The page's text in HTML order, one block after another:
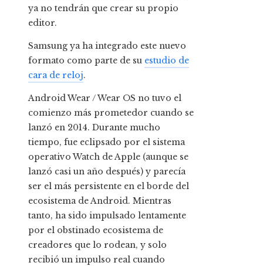
ya no tendrán que crear su propio
editor.
Samsung ya ha integrado este nuevo
formato como parte de su estudio de
cara de reloj.
Android Wear / Wear OS no tuvo el
comienzo más prometedor cuando se
lanzó en 2014. Durante mucho
tiempo, fue eclipsado por el sistema
operativo Watch de Apple (aunque se
lanzó casi un año después) y parecía
ser el más persistente en el borde del
ecosistema de Android. Mientras
tanto, ha sido impulsado lentamente
por el obstinado ecosistema de
creadores que lo rodean, y solo
recibió un impulso real cuando